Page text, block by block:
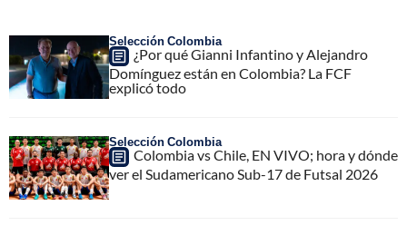
Selección Colombia
¿Por qué Gianni Infantino y Alejandro
Domínguez están en Colombia? La FCF
explicó todo
Selección Colombia
Colombia vs Chile, EN VIVO; hora y dónde
ver el Sudamericano Sub-17 de Futsal 2026